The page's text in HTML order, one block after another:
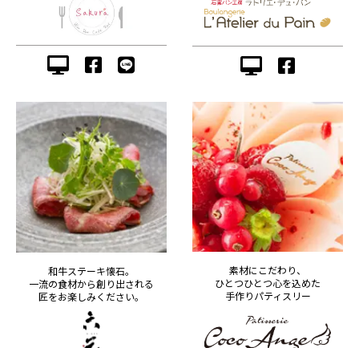
和牛ステーキ懐石。
一流の食材から創り出される
匠をお楽しみください。
素材にこだわり、
ひとつひとつ心を込めた
手作りパティスリー